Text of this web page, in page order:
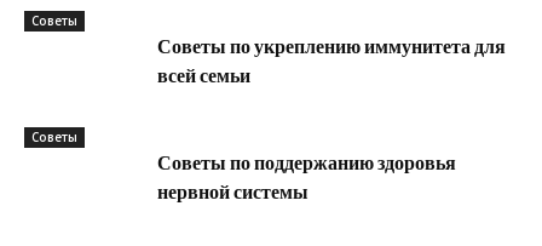
Советы
Советы по укреплению иммунитета для
всей семьи
Советы
Советы по поддержанию здоровья
нервной системы